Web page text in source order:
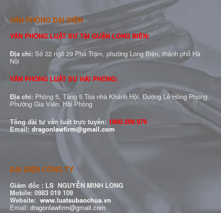
VĂN PHÒNG ĐẠI DIỆN
VĂN PHÒNG LUẬT SƯ TẠI QUẬN LONG BIÊN:
Địa chỉ: Số 22 ngõ 29 Phố Trạm, phường Long Biên, thành phố Hà
Nội
VĂN PHÒNG LUẬT SƯ HẢI PHÒNG:
Địa chỉ: Phòng 5, Tầng 5 Tòa nhà Khánh Hội, Đường Lê Hồng Phong,
Phường Gia Viên, Hải Phòng
Tổng đài tư vấn luật trực tuyến: 1900.599.979
Email: dragonlawfirm@gmail.com
ĐẠI DIỆN CÔNG TY
Giám đốc : LS NGUYỄN MINH LONG
Mobile: 0983 019 109
Website: www.luatsubaochua.vn
Email: dragonlawfirm@gmail.com